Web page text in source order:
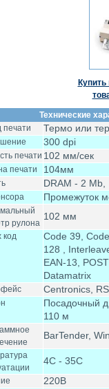
Технические
печати
Термо или
300 dpi
печати 102 мм/сек
печати 104мм
DRAM - 2 Mb,
Промежуток
рулона
102 мм
код
Code 39,
128 ,
EAN-13,
Datamatrix
Сentronics,
Посадочный
110 м
BarTender,
4С - 35C
220В